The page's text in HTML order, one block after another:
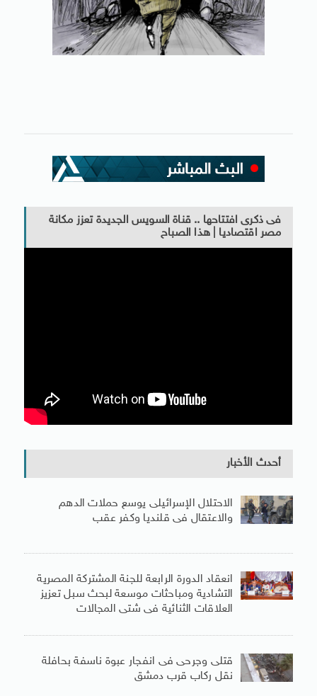
فى ذكرى افتتاحها .. قناة السويس الجديدة تعزز مكانة
مصر اقتصاديا | هذا الصباح
أحدث الأخبار
الاحتلال الإسرائيلى يوسع حملات الدهم
والاعتقال فى قلنديا وكفر عقب
انعقاد الدورة الرابعة للجنة المشتركة المصرية
التشادية ومباحثات موسعة لبحث سبل تعزيز
العلاقات الثنائية فى شتى المجالات
قتلى وجرحى فى انفجار عبوة ناسفة بحافلة
نقل ركاب قرب دمشق